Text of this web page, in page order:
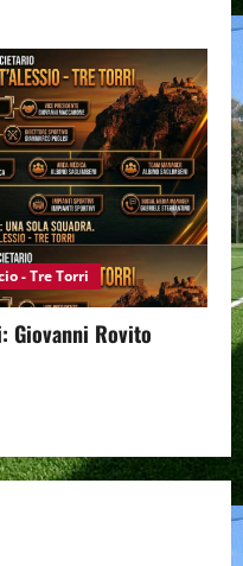
- Tre Torri
Giovanni Rovito